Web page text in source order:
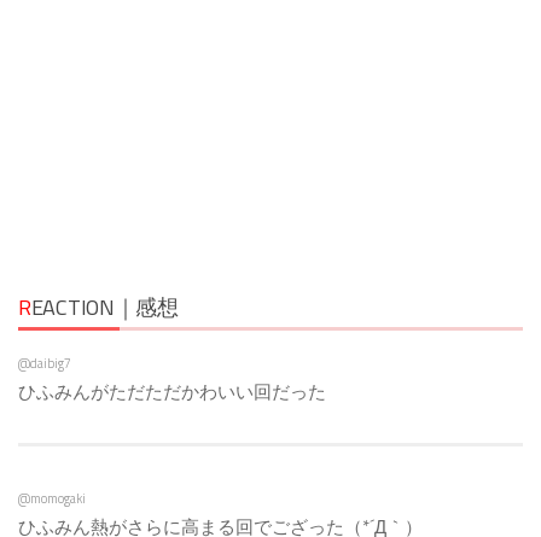
REACTION｜感想
@daibig7
ひふみんがただただかわいい回だった
@momogaki
ひふみん熱がさらに高まる回でござった（*´Д｀）